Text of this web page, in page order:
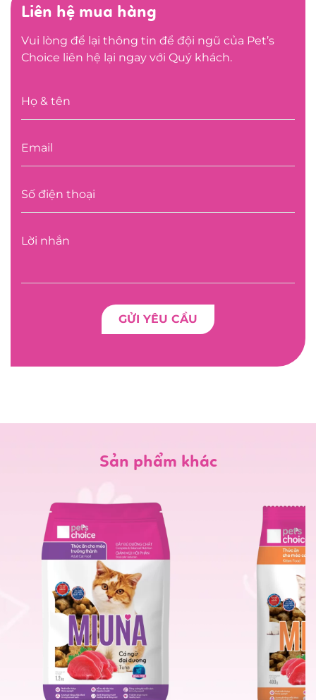
Liên hệ mua hàng
Vui lòng để lại thông tin để đội ngũ của Pet’s
Choice liên hệ lại ngay với Quý khách.
Sản phẩm khác